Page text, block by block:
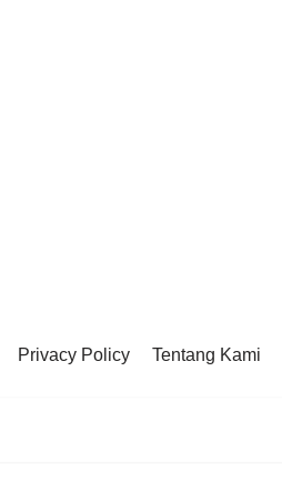
Privacy Policy Tentang Kami